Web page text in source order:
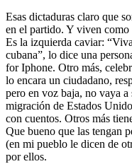
Esas dictaduras claro que
en el partido. Y viven como
Es la izquierda caviar:
cubana”, lo dice una
for Iphone. Otro más,
lo encara un ciudadano,
pero en voz baja, no vaya a
migración de Estados
con cuentos. Otros más
Que bueno que las tengan
(en mi pueblo le dicen de
por ellos.